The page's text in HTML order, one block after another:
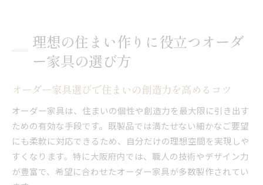
理想の住まい作りに役立つオーダ
ー家具の選び方
オーダー家具選びで住まいの創造力を高めるコツ
オーダー家具は、住まいの個性や創造力を最大限に引き出す
ための有効な手段です。既製品では満たせない細かなご要望
にも柔軟に対応できるため、自分だけの理想空間を実現しや
すくなります。特に大阪府内では、職人の技術やデザイン力
が豊富で、希望に合わせたオーダー家具が多数製作されてい